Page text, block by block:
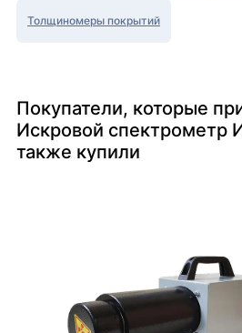
Толщиномеры покрытий
Покупатели, которые
Искровой спектрометр
также купили